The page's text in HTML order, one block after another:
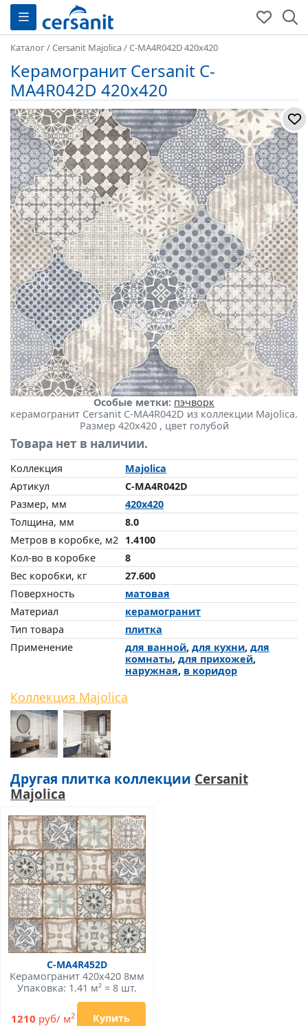
Каталог/Cersanit Majolica/C-MA4R042D 420x420
Керамогранит Cersanit C-
MA4R042D 420x420
Особые метки: пэчворк
керамогранит Cersanit C-MA4R042D из коллекции Majolica.
Размер 420x420 , цвет голубой
Товара нет в наличии.
Коллекция
Majolica
Артикул
C-MA4R042D
Размер, мм
420x420
Толщина, мм
8.0
Метров в коробке, м2 1.4100
Кол-во в коробке
8
Вес коробки, кг
27.600
Поверхность
матовая
Материал
керамогранит
Тип товара
плитка
Применение
для ванной, для кухни, для
комнаты, для прихожей,
наружная, в коридор
Коллекция Majolica
Другая плитка коллекции Cersanit
Majolica
C-MA4R452D
Керамогранит 420x420 8мм
Упаковка: 1.41 м² = 8 шт.
1210 руб/ м2 Купить